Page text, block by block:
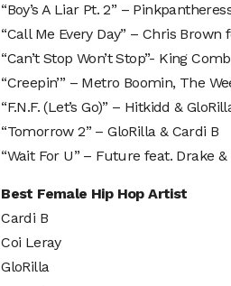
“Boy’s A Liar Pt. 2” –
“Call Me Every Day” – Chris Brown
“Can’t Stop Won’t Stop”- King
“Creepin’” – Metro Boomin, The
“F.N.F. (Let’s Go)” – Hitkidd &
“Tomorrow 2” – GloRilla & Cardi B
“Wait For U” – Future feat. Drake
Best Female Hip Hop Artist
Cardi B
Coi Leray
GloRilla